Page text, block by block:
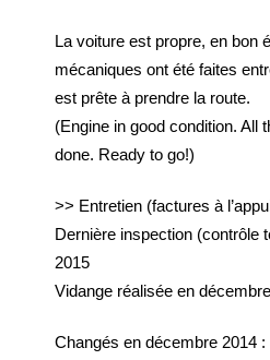
La voiture est propre, en bon
mécaniques ont été faites
est prête à prendre la route.
(Engine in good condition. All
done. Ready to go!)
>> Entretien (factures à
Dernière inspection (contrôle
2015
Vidange réalisée en
Changés en décembre 2014 :